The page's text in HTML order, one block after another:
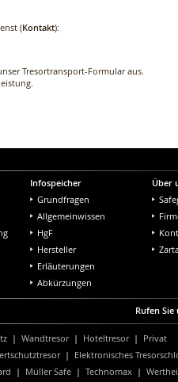
(Kontakt):
Tresortransport-Formular aus.
Infospeicher
Grundfragen
Allgemeinwissen
HgF
Hersteller
Erläuterungen
Abkürzungen
Über
Rufen Sie
| Wandtresor| Hoteltresor| Privat
| Elektronisches
| Müller Safe | Technomax |